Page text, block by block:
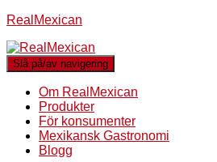
RealMexican
Slå på/av navigering
Om RealMexican
Produkter
För konsumenter
Mexikansk Gastronomi
Blogg